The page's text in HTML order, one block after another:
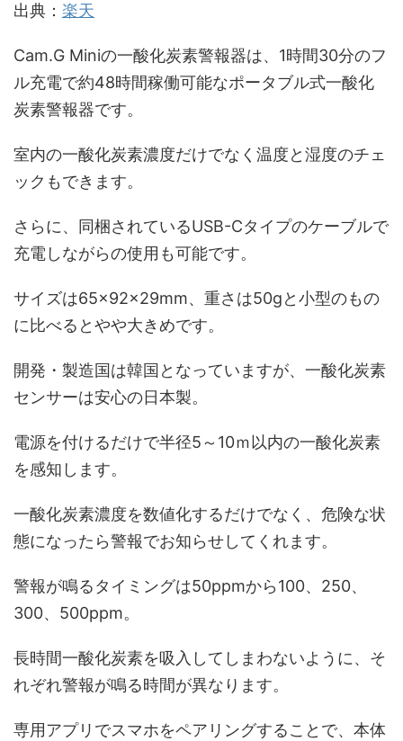
出典： 楽天
Cam.G Miniの一酸化炭素警報器は、1時間30分のフ
ル充電で約48時間稼働可能なポータブル式一酸化
炭素警報器です。
室内の一酸化炭素濃度だけでなく温度と湿度のチェ
ックもできます。
さらに、同梱されているUSB-Cタイプのケーブルで
充電しながらの使用も可能です。
サイズは65×92×29mm、重さは50gと小型のもの
に比べるとやや大きめです。
開発・製造国は韓国となっていますが、一酸化炭素
センサーは安心の日本製。
電源を付けるだけで半径5～10ｍ以内の一酸化炭素
を感知します。
一酸化炭素濃度を数値化するだけでなく、危険な状
態になったら警報でお知らせしてくれます。
警報が鳴るタイミングは50ppmから100、250、
300、500ppm。
長時間一酸化炭素を吸入してしまわないように、そ
れぞれ警報が鳴る時間が異なります。
専用アプリでスマホをペアリングすることで、本体